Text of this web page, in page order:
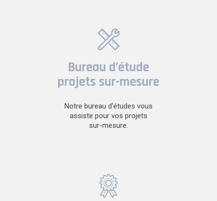
Bureau d’étude
projets sur-mesure
Notre bureau d'études vous
assiste pour vos projets
sur-mesure.